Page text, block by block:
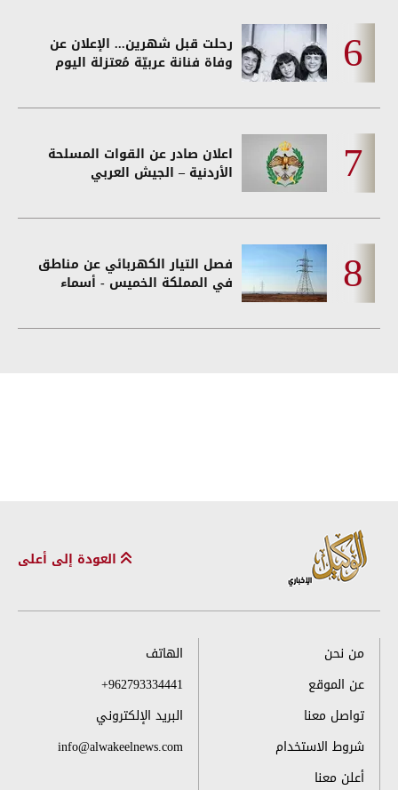
رحلت قبل شهرين... الإعلان عن
وفاة فنانة عربيّة مُعتزلة اليوم
اعلان صادر عن القوات المسلحة
الأردنية – الجيش العربي
فصل التيار الكهربائي عن مناطق
في المملكة الخميس - أسماء
العودة إلى أعلى
من نحن
عن الموقع
تواصل معنا
شروط الاستخدام
أعلن معنا
الهاتف
+962793334441
البريد الإلكتروني
info@alwakeelnews.com